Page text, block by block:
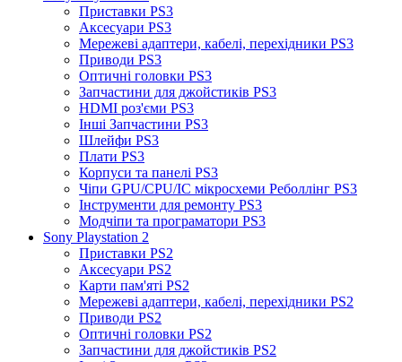
Приставки PS3
Аксесуари PS3
Мережеві адаптери, кабелі, перехідники PS3
Приводи PS3
Оптичні головки PS3
Запчастини для джойстиків PS3
HDMI роз'єми PS3
Інші Запчастини PS3
Шлейфи PS3
Плати PS3
Корпуси та панелі PS3
Чіпи GPU/CPU/IC мікросхеми Реболлінг PS3
Інструменти для ремонту PS3
Модчіпи та програматори PS3
Sony Playstation 2
Приставки PS2
Аксесуари PS2
Карти пам'яті PS2
Мережеві адаптери, кабелі, перехідники PS2
Приводи PS2
Оптичні головки PS2
Запчастини для джойстиків PS2